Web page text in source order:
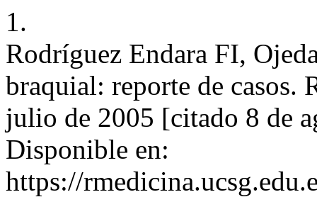
1.
Rodríguez Endara FI,
braquial: reporte de casos.
julio de 2005 [citado 8 de
Disponible en:
https://